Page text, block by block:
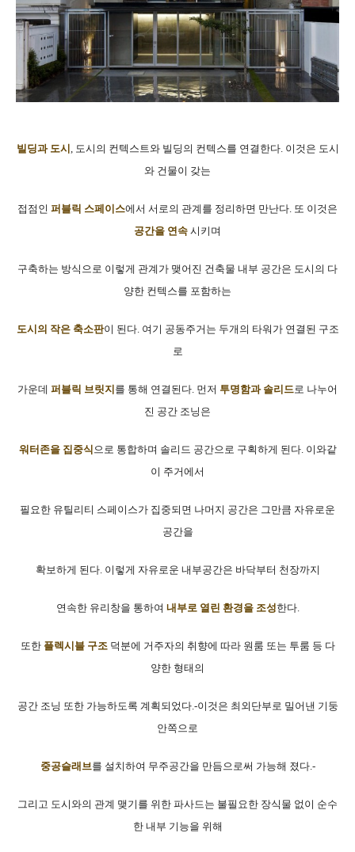
빌딩과 도시 , 도시의 컨텍스트와 빌딩의 컨텍스를 연결한다. 이것은 도시
와 건물이 갖는
접점인 퍼블릭 스페이스에서 서로의 관계를 정리하면 만난다. 또 이것은
공간을 연속 시키며
구축하는 방식으로 이렇게 관계가 맺어진 건축물 내부 공간은 도시의 다
양한 컨텍스를 포함하는
도시의 작은 축소판이 된다. 여기 공동주거는 두개의 타워가 연결된 구조
로
가운데 퍼블릭 브릿지를 통해 연결된다. 먼저 투명함과 솔리드로 나누어
진 공간 조닝은
워터존을 집중식 으로 통합하며 솔리드 공간으로 구획하게 된다. 이와같
이 주거에서
필요한 유틸리티 스페이스가 집중되면 나머지 공간은 그만큼 자유로운
공간을
확보하게 된다. 이렇게 자유로운 내부공간은 바닥부터 천장까지
연속한 유리창을 통하여 내부로 열린 환경을 조성한다.
또한 플렉시블 구조덕분에 거주자의 취향에 따라 원룸 또는 투룸 등 다
양한 형태의
공간 조닝 또한 가능하도록 계획되었다.-이것은 최외단부로 밀어낸 기둥
안쪽으로
중공슬래브를 설치하여 무주공간을 만듬으로써 가능해 졌다.-
그리고 도시와의 관계 맺기를 위한 파사드는 불필요한 장식물 없이 순수
한 내부 기능을 위해